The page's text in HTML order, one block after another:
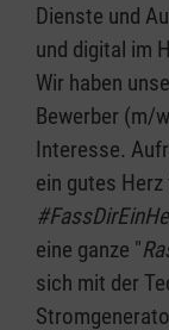
Dienste und
und digital im
Wir haben
Bewerber (m/
Interesse.
ein gutes
eine ganze "
sich mit der